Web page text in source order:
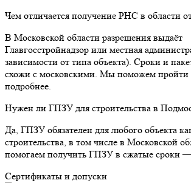
Чем отличается получение РНС в области
В Московской области разрешения выдаёт
Главгосстройнадзор или местная
зависимости от типа объекта). Сроки и
схожи с московскими. Мы поможем
подробнее.
Нужен ли ГПЗУ для строительства в
Да, ГПЗУ обязателен для любого объекта
строительства, в том числе в Московской
помогаем получить ГПЗУ в сжатые сроки
Сертификаты и допуски